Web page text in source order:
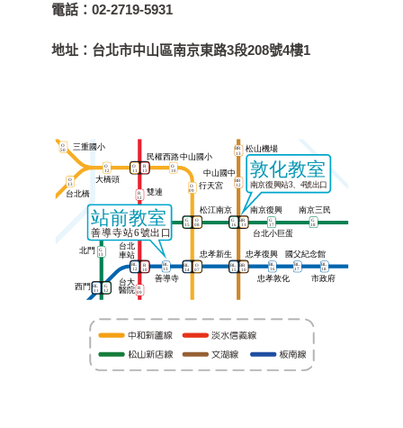
電話：02-2719-5931
地址： 台北市中山區南京東路3段208號4樓1